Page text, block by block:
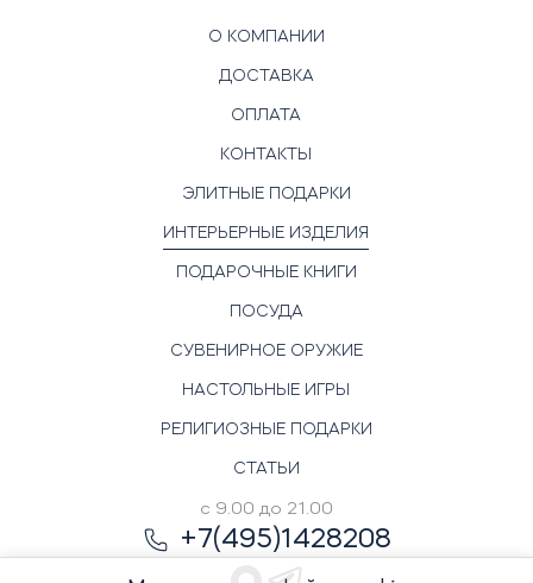
О КОМПАНИИ
ДОСТАВКА
ОПЛАТА
КОНТАКТЫ
ЭЛИТНЫЕ ПОДАРКИ
ИНТЕРЬЕРНЫЕ ИЗДЕЛИЯ
ПОДАРОЧНЫЕ КНИГИ
ПОСУДА
СУВЕНИРНОЕ ОРУЖИЕ
НАСТОЛЬНЫЕ ИГРЫ
РЕЛИГИОЗНЫЕ ПОДАРКИ
СТАТЬИ
с 9.00 до 21.00
+7(495)1428208